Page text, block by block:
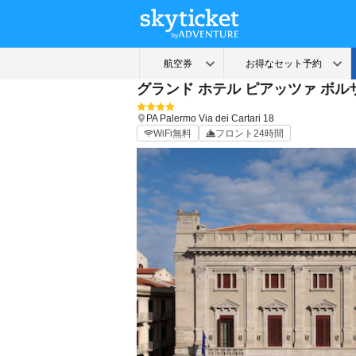
グランド ホテル ピアッツァ ボル
PA Palermo Via dei Cartari 18
WiFi無料
フロント24時間